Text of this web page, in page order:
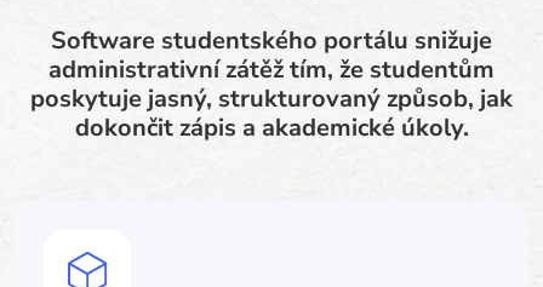
Software studentského portálu snižuje
administrativní zátěž tím, že studentům
poskytuje jasný, strukturovaný způsob, jak
dokončit zápis a akademické úkoly.